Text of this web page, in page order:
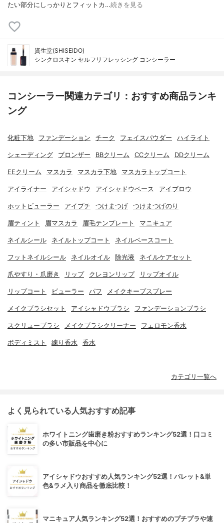
たい部分にしっかりとフィットカ…続きを見る
資生堂(SHISEIDO)
シンクロスキン セルフリフレッシング コンシーラー
コンシーラー関連カテゴリ：おすすめ商品ランキ
ング
化粧下地 ファンデーション チーク フェイスパウダー ハイライト
シェーディング ブロンザー BBクリーム CCクリーム DDクリーム
EEクリーム マスカラ マスカラ下地 マスカラトップコート
アイライナー アイシャドウ アイシャドウベース アイブロウ
ホットビューラー アイプチ つけまつげ つけまつげのり
眉ティント 眉マスカラ 眉毛テンプレート マニキュア
ネイルシール ネイルトップコート ネイルベースコート
フットネイルシール ネイルオイル 除光液 ネイルケアセット
爪やすり・爪磨き リップ クレヨンリップ リップオイル
リップコート ビューラー パフ メイクキープスプレー
メイクブラシセット アイシャドウブラシ ファンデーションブラシ
スクリューブラシ メイクブラシクリーナー フェロモン香水
ボディミスト 練り香水 香水
カテゴリ一覧へ
よく見られている人気おすすめ記事
ホワイトニング歯磨き粉おすすめランキング52選！口コミ
の多い市販品を中心に
アイシャドウおすすめ人気ランキング52選！パレット&単
色&ラメ入り商品を徹底比較！
マニキュア人気ランキング52選！おすすめのプチプラや速